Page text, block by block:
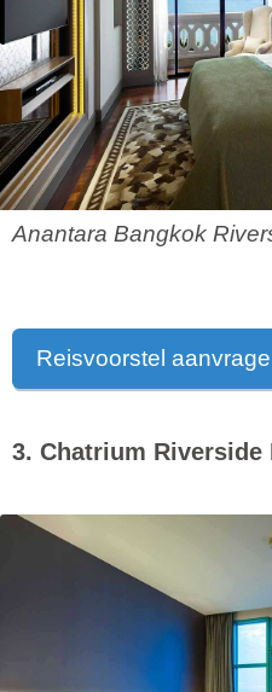
Anantara Bangkok
Reisvoorstel
3. Chatrium Riverside